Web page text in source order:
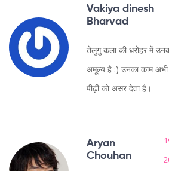
Vakiya dinesh
Bharvad
तेलुगु कला की धरोहर में
अमूल्य है :) उनका काम अभी
पीढ़ी को असर देता है।
Aryan
Chouhan